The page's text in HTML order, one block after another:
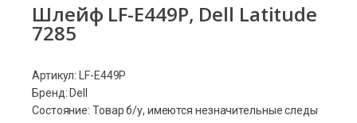
Шлейф LF-E449P, Dell Latitude
7285
Артикул: LF-E449P
Бренд: Dell
Состояние: Товар б/у, имеются незначительные следы